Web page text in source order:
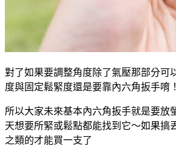
對了如果要調整角度除了氣壓那部分可
度與固定鬆緊度還是要靠內六角扳手唷！
所以大家未來基本內六角扳手就是要放
天想要所緊或鬆點都能找到它～如果搞
之類的才能買一支了